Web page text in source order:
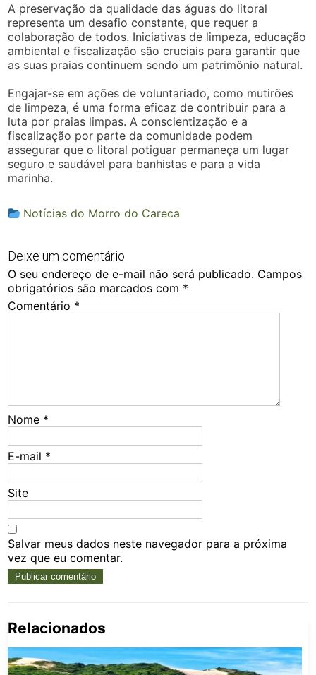
A preservação da qualidade das águas do litoral
representa um desafio constante, que requer a
colaboração de todos. Iniciativas de limpeza, educação
ambiental e fiscalização são cruciais para garantir que
as suas praias continuem sendo um patrimônio natural.
Engajar-se em ações de voluntariado, como mutirões
de limpeza, é uma forma eficaz de contribuir para a
luta por praias limpas. A conscientização e a
fiscalização por parte da comunidade podem
assegurar que o litoral potiguar permaneça um lugar
seguro e saudável para banhistas e para a vida
marinha.
Notícias do Morro do Careca
Deixe um comentário
O seu endereço de e-mail não será publicado. Campos
obrigatórios são marcados com *
Comentário *
Nome *
E-mail *
Site
Salvar meus dados neste navegador para a próxima
vez que eu comentar.
Relacionados